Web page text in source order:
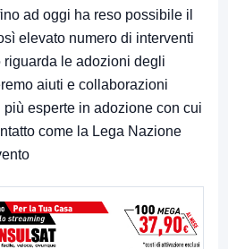
ad oggi ha reso possibile il
elevato numero di interventi
le adozioni degli
aiuti e collaborazioni
esperte in adozione con cui
come la Lega Nazione